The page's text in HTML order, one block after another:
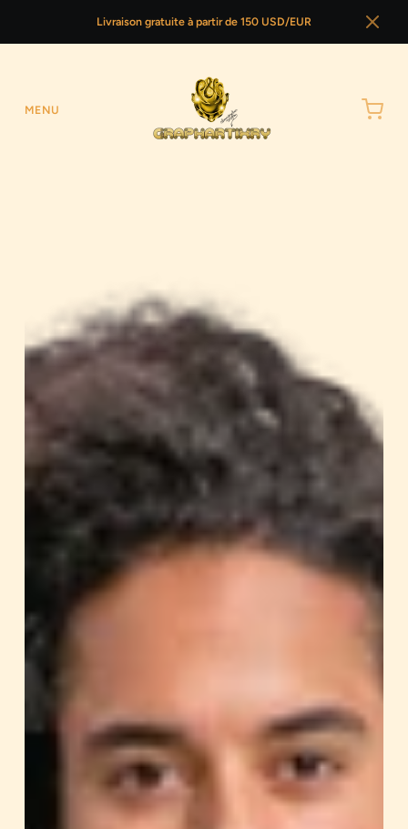
Livraison gratuite à partir de 150 USD/EUR
MENU